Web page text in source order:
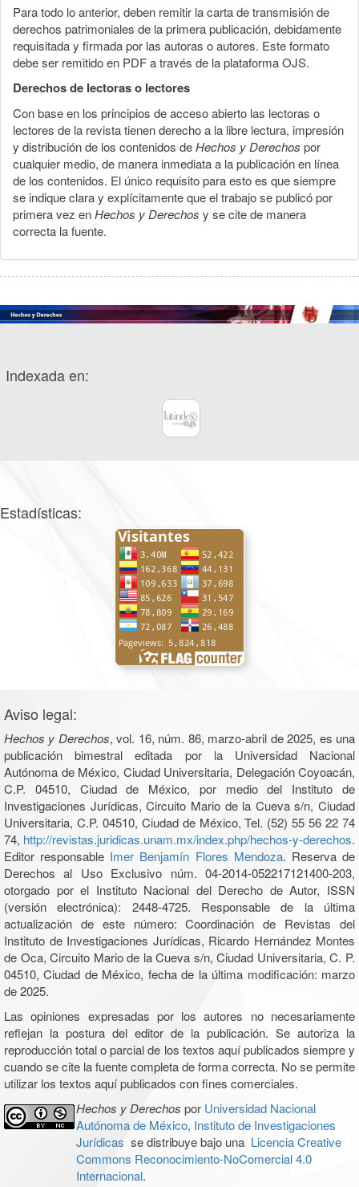
Para todo lo anterior, deben remitir la carta de transmisión de
derechos patrimoniales de la primera publicación, debidamente
requisitada y firmada por las autoras o autores. Este formato
debe ser remitido en PDF a través de la plataforma OJS.
Derechos de lectoras o lectores
Con base en los principios de acceso abierto las lectoras o
lectores de la revista tienen derecho a la libre lectura, impresión
y distribución de los contenidos deHechos y Derechos por
cualquier medio, de manera inmediata a la publicación en línea
de los contenidos. El único requisito para esto es que siempre
se indique clara y explícitamente que el trabajo se publicó por
primera vez enHechos y Derechos y se cite de manera
correcta la fuente.
Indexada en:
Estadísticas:
Aviso legal:
Hechos y Derechos, vol. 16, núm. 86, marzo-abril de 2025, es una
publicación bimestral editada por la Universidad Nacional
Autónoma de México, Ciudad Universitaria, Delegación Coyoacán,
C.P. 04510, Ciudad de México, por medio del Instituto de
Investigaciones Jurídicas, Circuito Mario de la Cueva s/n, Ciudad
Universitaria, C.P. 04510, Ciudad de México, Tel. (52) 55 56 22 74
74, http://revistas.juridicas.unam.mx/index.php/hechos-y-derechos.
Editor responsable Imer Benjamín Flores Mendoza. Reserva de
Derechos al Uso Exclusivo núm. 04-2014-052217121400-203,
otorgado por el Instituto Nacional del Derecho de Autor, ISSN
(versión electrónica): 2448-4725. Responsable de la última
actualización de este número: Coordinación de Revistas del
Instituto de Investigaciones Jurídicas, Ricardo Hernández Montes
de Oca, Circuito Mario de la Cueva s/n, Ciudad Universitaria, C. P.
04510, Ciudad de México, fecha de la última modificación: marzo
de 2025.
Las opiniones expresadas por los autores no necesariamente
reflejan la postura del editor de la publicación. Se autoriza la
reproducción total o parcial de los textos aquí publicados siempre y
cuando se cite la fuente completa de forma correcta. No se permite
utilizar los textos aquí publicados con fines comerciales.
Hechos y Derechos por Universidad Nacional
Autónoma de México, Instituto de Investigaciones
Jurídicas se distribuye bajo una Licencia Creative
Commons Reconocimiento-NoComercial 4.0
Internacional.